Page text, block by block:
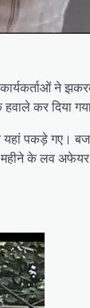
ने
कर दिया
पकड़े गए।
महीने के लव